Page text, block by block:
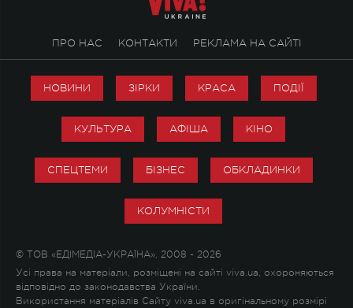
ПРО НАС КОНТАКТИ РЕКЛАМА НА САЙТІ
НОВИНИ ЗІРКИ КРАСА ПОДІЇ
КУЛЬТУРА АФІША КІНО
СПЕЦТЕМИ БІЗНЕС ОБКЛАДИНКИ
КОЛУМНІСТИ
© ТОВ «ЕДІМЕДІА-УКРАЇНА», 2008 - 2026
Усі права на матеріали, розміщені на сайті viva.ua, охороняються
відповідно до законодавства України.
Використання матеріалів Сайту viva.ua в оригінальному розмірі